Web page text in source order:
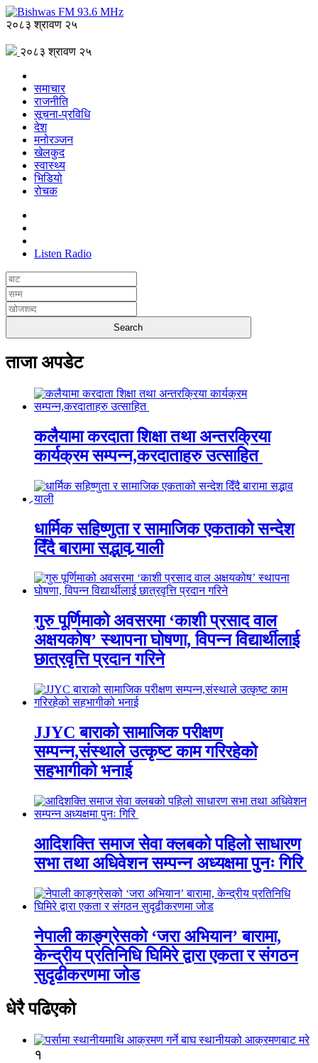
२०८३ श्रावण २५
२०८३ श्रावण २५
समाचार
राजनीति
सूचना-प्रविधि
देश
मनोरञ्जन
खेलकुद
स्वास्थ्य
भिडियो
रोचक
Listen Radio
ताजा अपडेट
कलैयामा करदाता शिक्षा तथा अन्तरक्रिया
कार्यक्रम सम्पन्न,करदाताहरु उत्साहित
धार्मिक सहिष्णुता र सामाजिक एकताको सन्देश
दिँदै बारामा सद्भाव र्‍याली
गुरु पूर्णिमाको अवसरमा ‘काशी प्रसाद वाल
अक्षयकोष’ स्थापना घोषणा, विपन्न विद्यार्थीलाई
छात्रवृत्ति प्रदान गरिने
JJYC बाराको सामाजिक परीक्षण
सम्पन्न,संस्थाले उत्कृष्ट काम गरिरहेको
सहभागीको भनाई
आदिशक्ति समाज सेवा क्लबको पहिलो साधारण
सभा तथा अधिवेशन सम्पन्न अध्यक्षमा पुनः गिरि
नेपाली काङ्ग्रेसको ‘जरा अभियान’ बारामा,
केन्द्रीय प्रतिनिधि घिमिरे द्वारा एकता र संगठन
सुदृढीकरणमा जोड
धेरै पढिएको
१